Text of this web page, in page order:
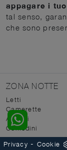
appagare i
tal senso,
che sono
ZONA NOTTE
Letti
Camerette
Armadi
Comodini
Privacy - Cookie